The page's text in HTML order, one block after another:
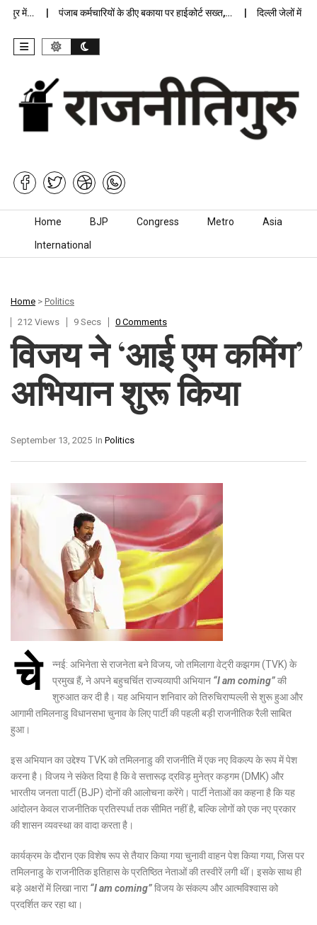
में… पंजाब कर्मचारियों के डीए बकाया पर हाईकोर्ट सख्त,… दिल्ली जेलों में
Skip to content
Home BJP Congress Metro Asia
International
Home > Politics
212 Views
9 Secs 0 Comments
विजय ने ‘आई एम कमिंग’
अभियान शुरू किया
In Politics
September 13, 2025
चे
न्नई: अभिनेता से राजनेता बने विजय, जो तमिलागा वेट्री कझगम (TVK) के
प्रमुख हैं, ने अपने बहुचर्चित राज्यव्यापी अभियान “I am coming”की
शुरुआत कर दी है। यह अभियान शनिवार को तिरुचिराप्पल्ली से शुरू हुआ और
आगामी तमिलनाडु विधानसभा चुनाव के लिए पार्टी की पहली बड़ी राजनीतिक रैली साबित
हुआ।
इस अभियान का उद्देश्य TVK को तमिलनाडु की राजनीति में एक नए विकल्प के रूप में पेश
करना है। विजय ने संकेत दिया है कि वे सत्तारूढ़ द्रविड़ मुनेत्र कड़गम (DMK) और
भारतीय जनता पार्टी (BJP) दोनों की आलोचना करेंगे। पार्टी नेताओं का कहना है कि यह
आंदोलन केवल राजनीतिक प्रतिस्पर्धा तक सीमित नहीं है, बल्कि लोगों को एक नए प्रकार
की शासन व्यवस्था का वादा करता है।
कार्यक्रम के दौरान एक विशेष रूप से तैयार किया गया चुनावी वाहन पेश किया गया, जिस पर
तमिलनाडु के राजनीतिक इतिहास के प्रतिष्ठित नेताओं की तस्वीरें लगी थीं। इसके साथ ही
बड़े अक्षरों में लिखा नारा “I am coming”विजय के संकल्प और आत्मविश्वास को
प्रदर्शित कर रहा था।